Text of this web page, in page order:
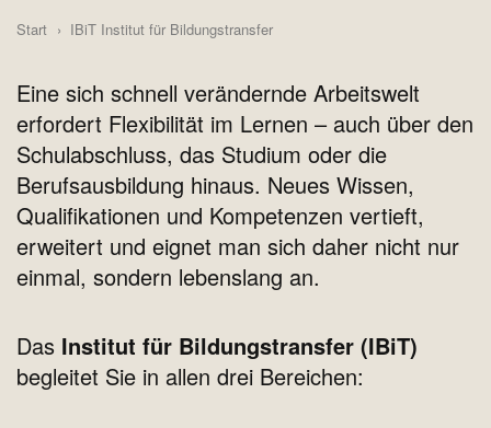
Start IBiT Institut für Bildungstransfer
Eine sich schnell verändernde Arbeitswelt
erfordert Flexibilität im Lernen – auch über den
Schulabschluss, das Studium oder die
Berufsausbildung hinaus. Neues Wissen,
Qualifikationen und Kompetenzen vertieft,
erweitert und eignet man sich daher nicht nur
einmal, sondern lebenslang an.
Das Institut für Bildungstransfer (IBiT)
begleitet Sie in allen drei Bereichen: